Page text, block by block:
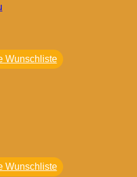
Wunschliste
Wunschliste